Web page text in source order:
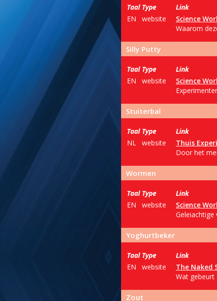
Taal Type
Link
EN
website
Science
Waarom
Silly Putty
Taal Type
Link
EN
website
Science
Stuiterbal
Taal Type
Link
NL
website
Thuis
Door het
Wormen
Taal Type
Link
EN
website
Science
Yoghurtbeker
Taal Type
Link
EN
website
The Naked
Wat gebeurt
Zout